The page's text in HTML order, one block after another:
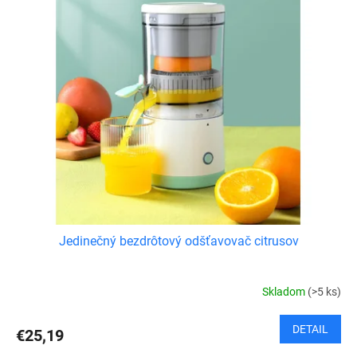
Jedinečný bezdrôtový odšťavovač citrusov
Skladom (>5 ks)
€25,19 DETAIL